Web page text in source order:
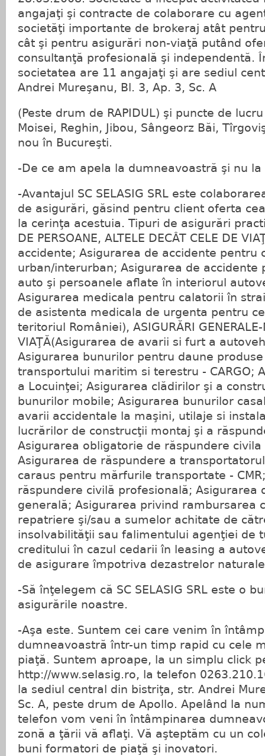
angajaţi şi contracte de colaborare cu
societăţi importante de brokeraj atât
cât şi pentru asigurări non-viaţă putând
consultanţă profesională şi independentă.
societatea are 11 angajaţi şi are sediul
Andrei Mureşanu, Bl. 3, Ap. 3, Sc. A
(Peste drum de RAPIDUL) şi puncte de
Moisei, Reghin, Jibou, Sângeorz Băi,
nou în Bucureşti.
-De ce am apela la dumneavoastră şi nu la
-Avantajul SC SELASIG SRL este
de asigurări, găsind pentru client oferta
la cerinţa acestuia. Tipuri de asigurări
DE PERSOANE, ALTELE DECÂT CELE DE
accidente; Asigurarea de accidente pentru
urban/interurban; Asigurarea de accidente
auto şi persoanele aflate în interiorul
Asigurarea medicala pentru calatorii în
de asistenta medicala de urgenta pentru
teritoriul României), ASIGURĂRI GENERALE-
VIAŢĂ(Asigurarea de avarii si furt a
Asigurarea bunurilor pentru daune
transportului maritim si terestru - CARGO;
a Locuinţei; Asigurarea clădirilor şi a
bunurilor mobile; Asigurarea bunurilor
avarii accidentale la maşini, utilaje si
lucrărilor de construcţii montaj şi a
Asigurarea obligatorie de răspundere civila
Asigurarea de răspundere a
caraus pentru mărfurile transportate -
răspundere civilă profesională; Asigurarea
generală; Asigurarea privind rambursarea
repatriere şi/sau a sumelor achitate de
insolvabilităţii sau falimentului agenţiei de
creditului în cazul cedarii în leasing a
de asigurare împotriva dezastrelor
-Să înţelegem că SC SELASIG SRL este o
asigurările noastre.
-Aşa este. Suntem cei care venim în
dumneavoastră într-un timp rapid cu cele
piaţă. Suntem aproape, la un simplu click
http://www.selasig.ro, la telefon
la sediul central din bistriţa, str. Andrei
Sc. A, peste drum de Apollo. Apelând la
telefon vom veni în întâmpinarea
zonă a ţării vă aflaţi. Vă aşteptăm cu un
buni formatori de piaţă şi inovatori.